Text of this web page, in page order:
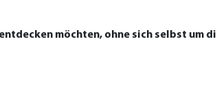
möchten, ohne sich selbst um